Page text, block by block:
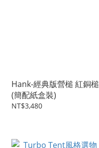
Hank-經典版營槌 紅銅槌
(簡配紙盒裝)
NT$3,480